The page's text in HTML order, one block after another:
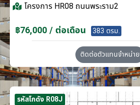
โครงการ HR08 ถนนพระราม2
฿76,000 / ต่อเดือน 383 ตรม.
ติดต่อตัวแทนจำหน่าย
รหัสโกดัง R08J